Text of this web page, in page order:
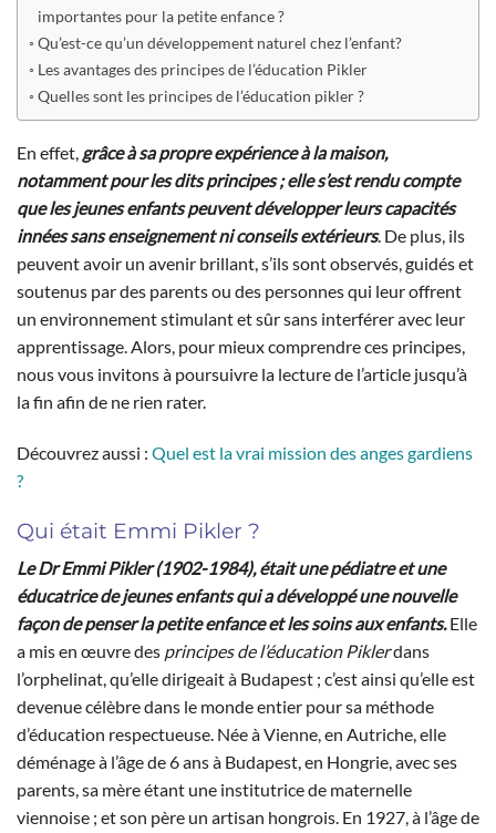
importantes pour la petite enfance ?
Qu’est-ce qu’un développement naturel chez l’enfant?
Les avantages des principes de l’éducation Pikler
Quelles sont les principes de l’éducation pikler ?
En effet, grâce à sa propre expérience à la maison,
notamment pour les dits principes ; elle s’est rendu compte
que les jeunes enfants peuvent développer leurs capacités
innées sans enseignement ni conseils extérieurs. De plus, ils
peuvent avoir un avenir brillant, s’ils sont observés, guidés et
soutenus par des parents ou des personnes qui leur offrent
un environnement stimulant et sûr sans interférer avec leur
apprentissage. Alors, pour mieux comprendre ces principes,
nous vous invitons à poursuivre la lecture de l’article jusqu’à
la fin afin de ne rien rater.
Découvrez aussi : Quel est la vrai mission des anges gardiens
?
Qui était Emmi Pikler ?
Le Dr Emmi Pikler (1902-1984), était une pédiatre et une
éducatrice de jeunes enfants qui a développé une nouvelle
façon de penser la petite enfance et les soins aux enfants.Elle
a mis en œuvre des principes de l’éducation Piklerdans
l’orphelinat, qu’elle dirigeait à Budapest ; c’est ainsi qu’elle est
devenue célèbre dans le monde entier pour sa méthode
d’éducation respectueuse. Née à Vienne, en Autriche, elle
déménage à l’âge de 6 ans à Budapest, en Hongrie, avec ses
parents, sa mère étant une institutrice de maternelle
viennoise ; et son père un artisan hongrois. En 1927, à l’âge de